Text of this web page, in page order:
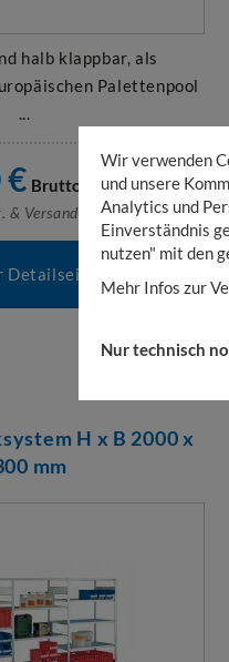
halb klappbar, als
Palettenpool
...
€ Brutto: 129,71€
& Versandkosten)
Detailseite
H x B 2000 x
mm
Wir verwenden
und unsere
Analytics und
Einverständnis
nutzen" mit den
Mehr Infos zur
Nur technisch